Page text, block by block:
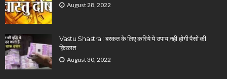
August 28, 2022
Vastu Shastra : बरकत के लिए करिये ये उपाय,नही होगी पैसों की
क़िल्लत
August 30, 2022